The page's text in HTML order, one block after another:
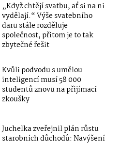
„Když chtějí svatbu, ať si na ni
vydělají.“ Výše svatebního
daru stále rozděluje
společnost, přitom je to tak
zbytečné řešit
Kvůli podvodu s umělou
inteligencí musí 58 000
studentů znovu na přijímací
zkoušky
Juchelka zveřejnil plán růstu
starobních důchodů: Navýšení